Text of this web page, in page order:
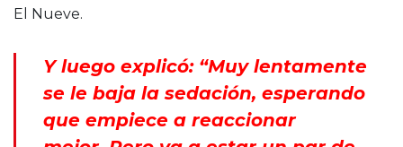
El Nueve.
Y luego explicó: “Muy lentamente
se le baja la sedación, esperando
que empiece a reaccionar